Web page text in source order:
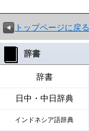
トップページに戻る
辞書
辞書
日中・中日辞典
インドネシア語辞典